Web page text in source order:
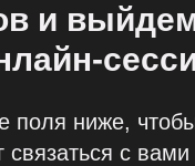
и
поля ниже,
с вами